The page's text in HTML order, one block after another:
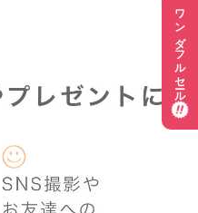
ワンダフルセール